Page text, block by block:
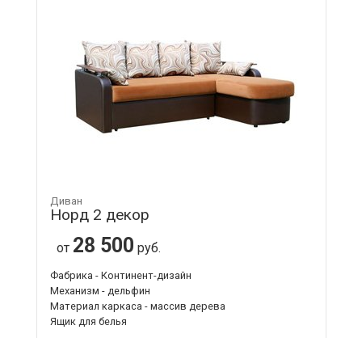
Диван
Норд 2 декор
от 28 500 руб.
Фабрика - Континент-дизайн
Механизм - дельфин
Материал каркаса - массив дерева
Ящик для белья